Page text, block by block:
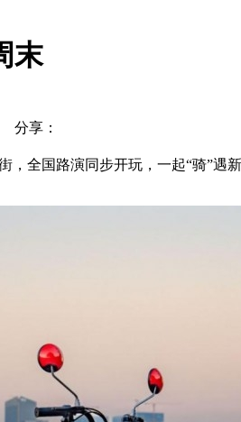
末
分享：
全国路演同步开玩，一起“骑”遇